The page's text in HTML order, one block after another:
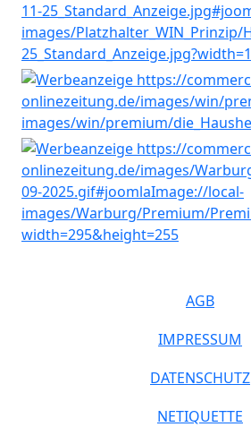
AGB
IMPRESSUM
DATENSCHUTZ
NETIQUETTE